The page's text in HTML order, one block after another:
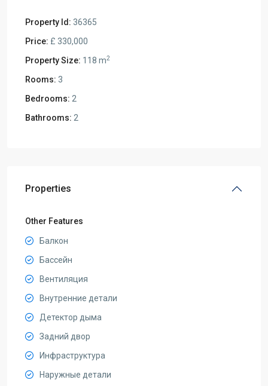
Property Id: 36365
Price: £ 330,000
Property Size: 118 m2
Rooms: 3
Bedrooms: 2
Bathrooms: 2
Properties
Other Features
Балкон
Бассейн
Вентиляция
Внутренние детали
Детектор дыма
Задний двор
Инфраструктура
Наружные детали